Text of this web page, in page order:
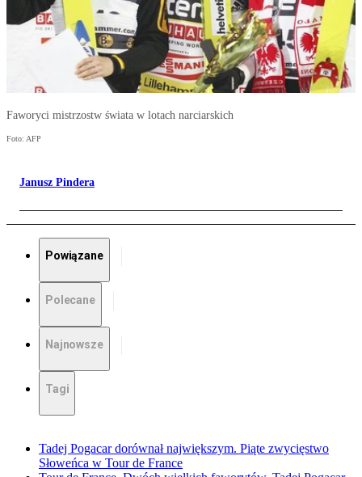
Faworyci mistrzostw świata w lotach narciarskich
Foto: AFP
Janusz Pindera
Powiązane
Polecane
Najnowsze
Tagi
Tadej Pogacar dorównał największym. Piąte zwycięstwo
Słoweńca w Tour de France